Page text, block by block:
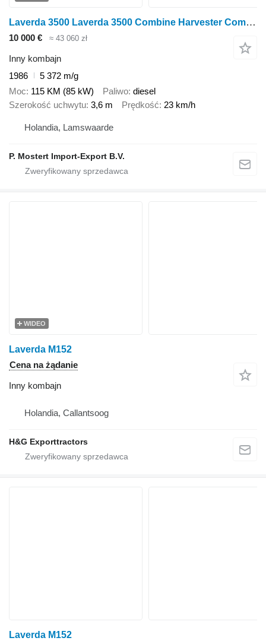
Laverda 3500 Laverda 3500 Combine Harvester Combine 115HP 1986
10 000 € ≈ 43 060 zł
Inny kombajn
1986
5 372 m/g
Moc 115 KM (85 kW) Paliwo diesel
Szerokość uchwytu 3,6 m Prędkość 23 km/h
Holandia, Lamswaarde
P. Mostert Import-Export B.V.
WIDEO
Laverda M152
Cena na żądanie
Inny kombajn
Holandia, Callantsoog
H&G Exporttractors
Laverda M152